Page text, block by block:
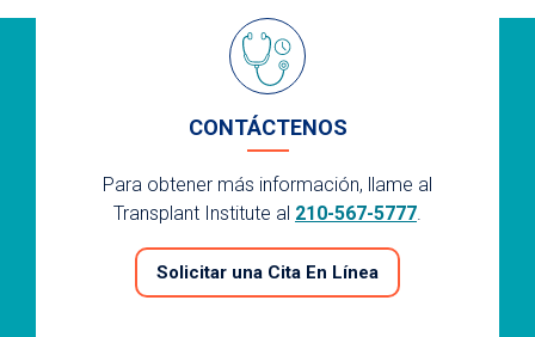
CONTÁCTENOS
Para obtener más información, llame al
Transplant Institute al 210-567-5777.
Solicitar una Cita En Línea